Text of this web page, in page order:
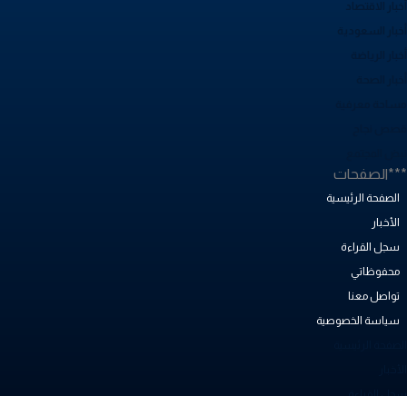
الاقتصاد
الصفحة الرئيسية
الأخبار
سجل القراءة
محفوظاتي
تواصل معنا
سياسة الخصوصية